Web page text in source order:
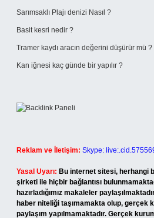
Sarımsaklı Plajı denizi Nasıl ?
Basit kesri nedir ?
Tramer kaydı aracın değerini düşürür mü ?
Kan iğnesi kaç günde bir yapılır ?
Reklam ve İletişim: Skype:
Yasal Uyarı: Bu internet sitesi, herhangi
şirketi ile hiçbir bağlantısı
hazırladığımız makaleler
haber niteliği taşımamakta olup, gerçek
paylaşım yapılmamaktadır. Gerçek